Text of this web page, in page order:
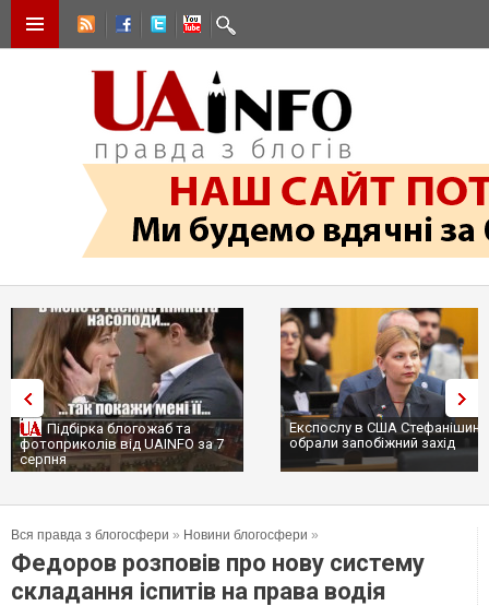
Підбірка блогожаб та
фотоприколів від UAINFO за 7
серпня
Експослу в США
обрали запобіжний захід
Вся правда з блогосфери » Новини блогосфери »
Федоров розповів про нову систему
складання іспитів на права водія